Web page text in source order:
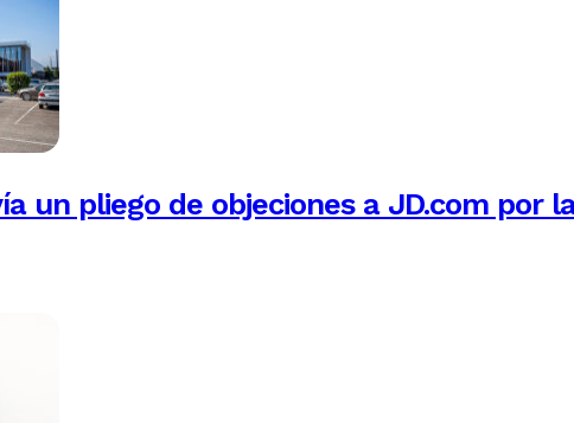
un pliego de objeciones a JD.com por